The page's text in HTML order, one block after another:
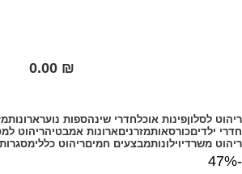
0.00 ₪
ריהוט לסלוןפינות אוכלחדרי שינהספות נוערארונות
חדרי ילדיםכורסאותמזרניםארונות אמבטיהריהוט
ריהוט משרדיוילונותמבצעים חמיםריהוט כללי
-47%